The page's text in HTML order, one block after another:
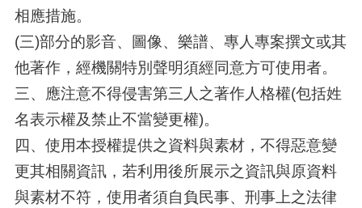
相應措施。
(三)部分的影音、圖像、樂譜、專人專案撰文或其
他著作，經機關特別聲明須經同意方可使用者。
三、應注意不得侵害第三人之著作人格權(包括姓
名表示權及禁止不當變更權)。
四、使用本授權提供之資料與素材，不得惡意變
更其相關資訊，若利用後所展示之資訊與原資料
與素材不符，使用者須自負民事、刑事上之法律